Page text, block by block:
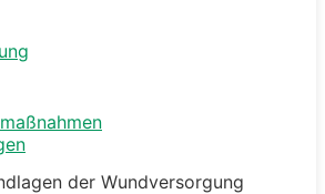
der Wundversorgung